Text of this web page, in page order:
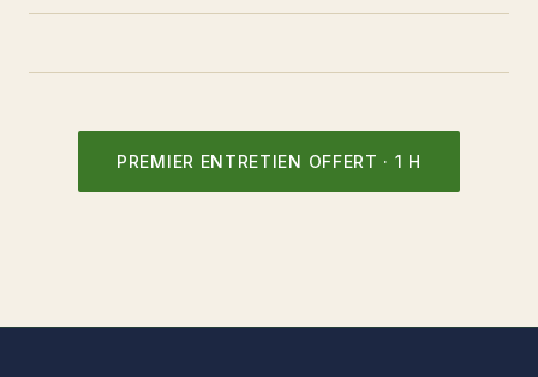
PREMIER ENTRETIEN OFFERT · 1 H